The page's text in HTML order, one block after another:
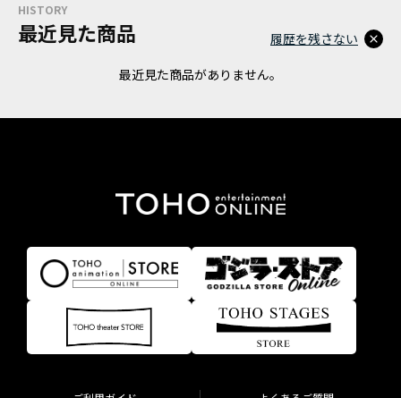
HISTORY
最近見た商品
最近見た商品がありません。
履歴を残さない